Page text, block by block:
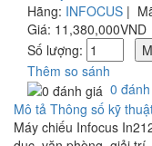
Hãng: INFOCUS |
Giá: 11,380,000VND
Số lượng:
Thêm so sánh
0
Mô tả Thông số kỹ
Máy chiếu Infocus